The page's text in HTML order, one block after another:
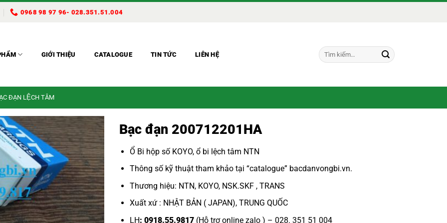
0968 98 97 96- 028.351.51.004
GIỚI THIỆU CATALOGUE TIN TỨC LIÊN HỆ
Tìm
kiếm:
ĐẠN LỆCH TÂM
Bạc đạn 200712201HA
Ổ Bi hộp số KOYO, ổ bi lệch tâm NTN
Thông số kỹ thuật tham khảo tại “catalogue” bacdanvongbi.vn.
Thương hiệu: NTN, KOYO, NSK.SKF , TRANS
Xuất xứ : NHẬT BẢN ( JAPAN), TRUNG QUỐC
LH: 0918.55.9817(Hỗ trợ online zalo ) – 028. 351 51 004